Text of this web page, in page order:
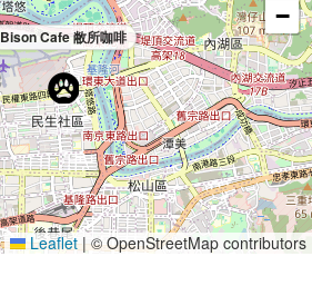
Bison Cafe 敝所咖啡
−
Leaflet |© OpenStreetMap contributors